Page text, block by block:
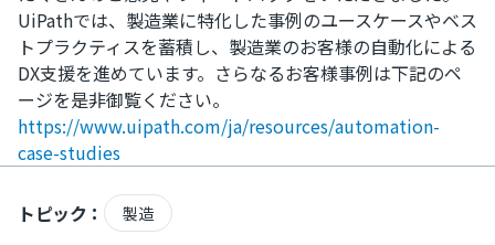
UiPathでは、製造業に特化した事例のユースケースやベス
トプラクティスを蓄積し、製造業のお客様の自動化による
DX支援を進めています。さらなるお客様事例は下記のペ
ージを是非御覧ください。
https://www.uipath.com/ja/resources/automation-
case-studies
トピック： 製造